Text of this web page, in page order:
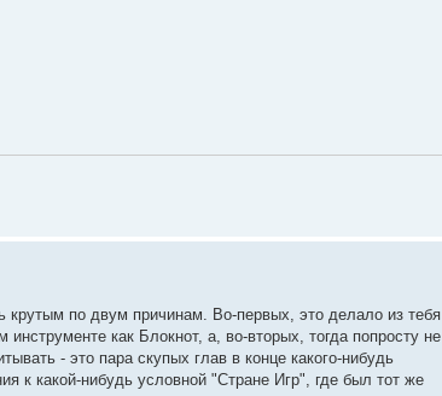
по двум причинам. Во-первых, это делало из тебя
как Блокнот, а, во-вторых, тогда попросту не
- это пара скупых глав в конце какого-нибудь
к какой-нибудь условной "Стране Игр", где был тот же